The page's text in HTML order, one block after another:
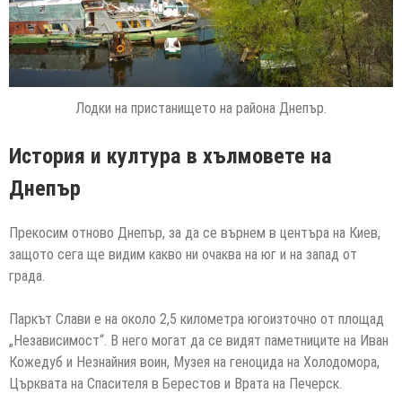
Лодки на пристанището на района Днепър.
История и култура в хълмовете на
Днепър
Прекосим отново Днепър, за да се върнем в центъра на Киев,
защото сега ще видим какво ни очаква на юг и на запад от
града.
Паркът Слави е на около 2,5 километра югоизточно от площад
„Независимост“. В него могат да се видят паметниците на Иван
Кожедуб и Незнайния воин, Музея на геноцида на Холодомора,
Църквата на Спасителя в Берестов и Врата на Печерск.